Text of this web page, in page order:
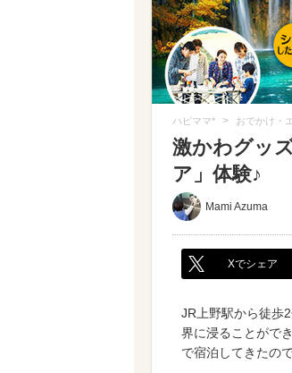
ハピママ* > おでかけ・
激かわグッ
ア」体験♪
Mami Azuma
Xでシェア
JR上野駅から徒歩
界に浸ることがで
で宿泊してきたの